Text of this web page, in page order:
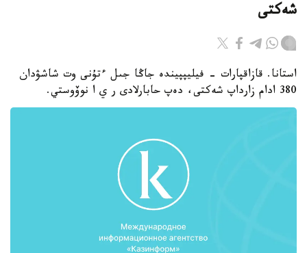
شەكتى
استانا. قازاقپارات - فيليپپيندە جاڭا جىل ءتۇنى وت شاشۋدان
380 ادام زارداپ شەكتى، دەپ حابارلادى ر ي ا نوۆوستي.